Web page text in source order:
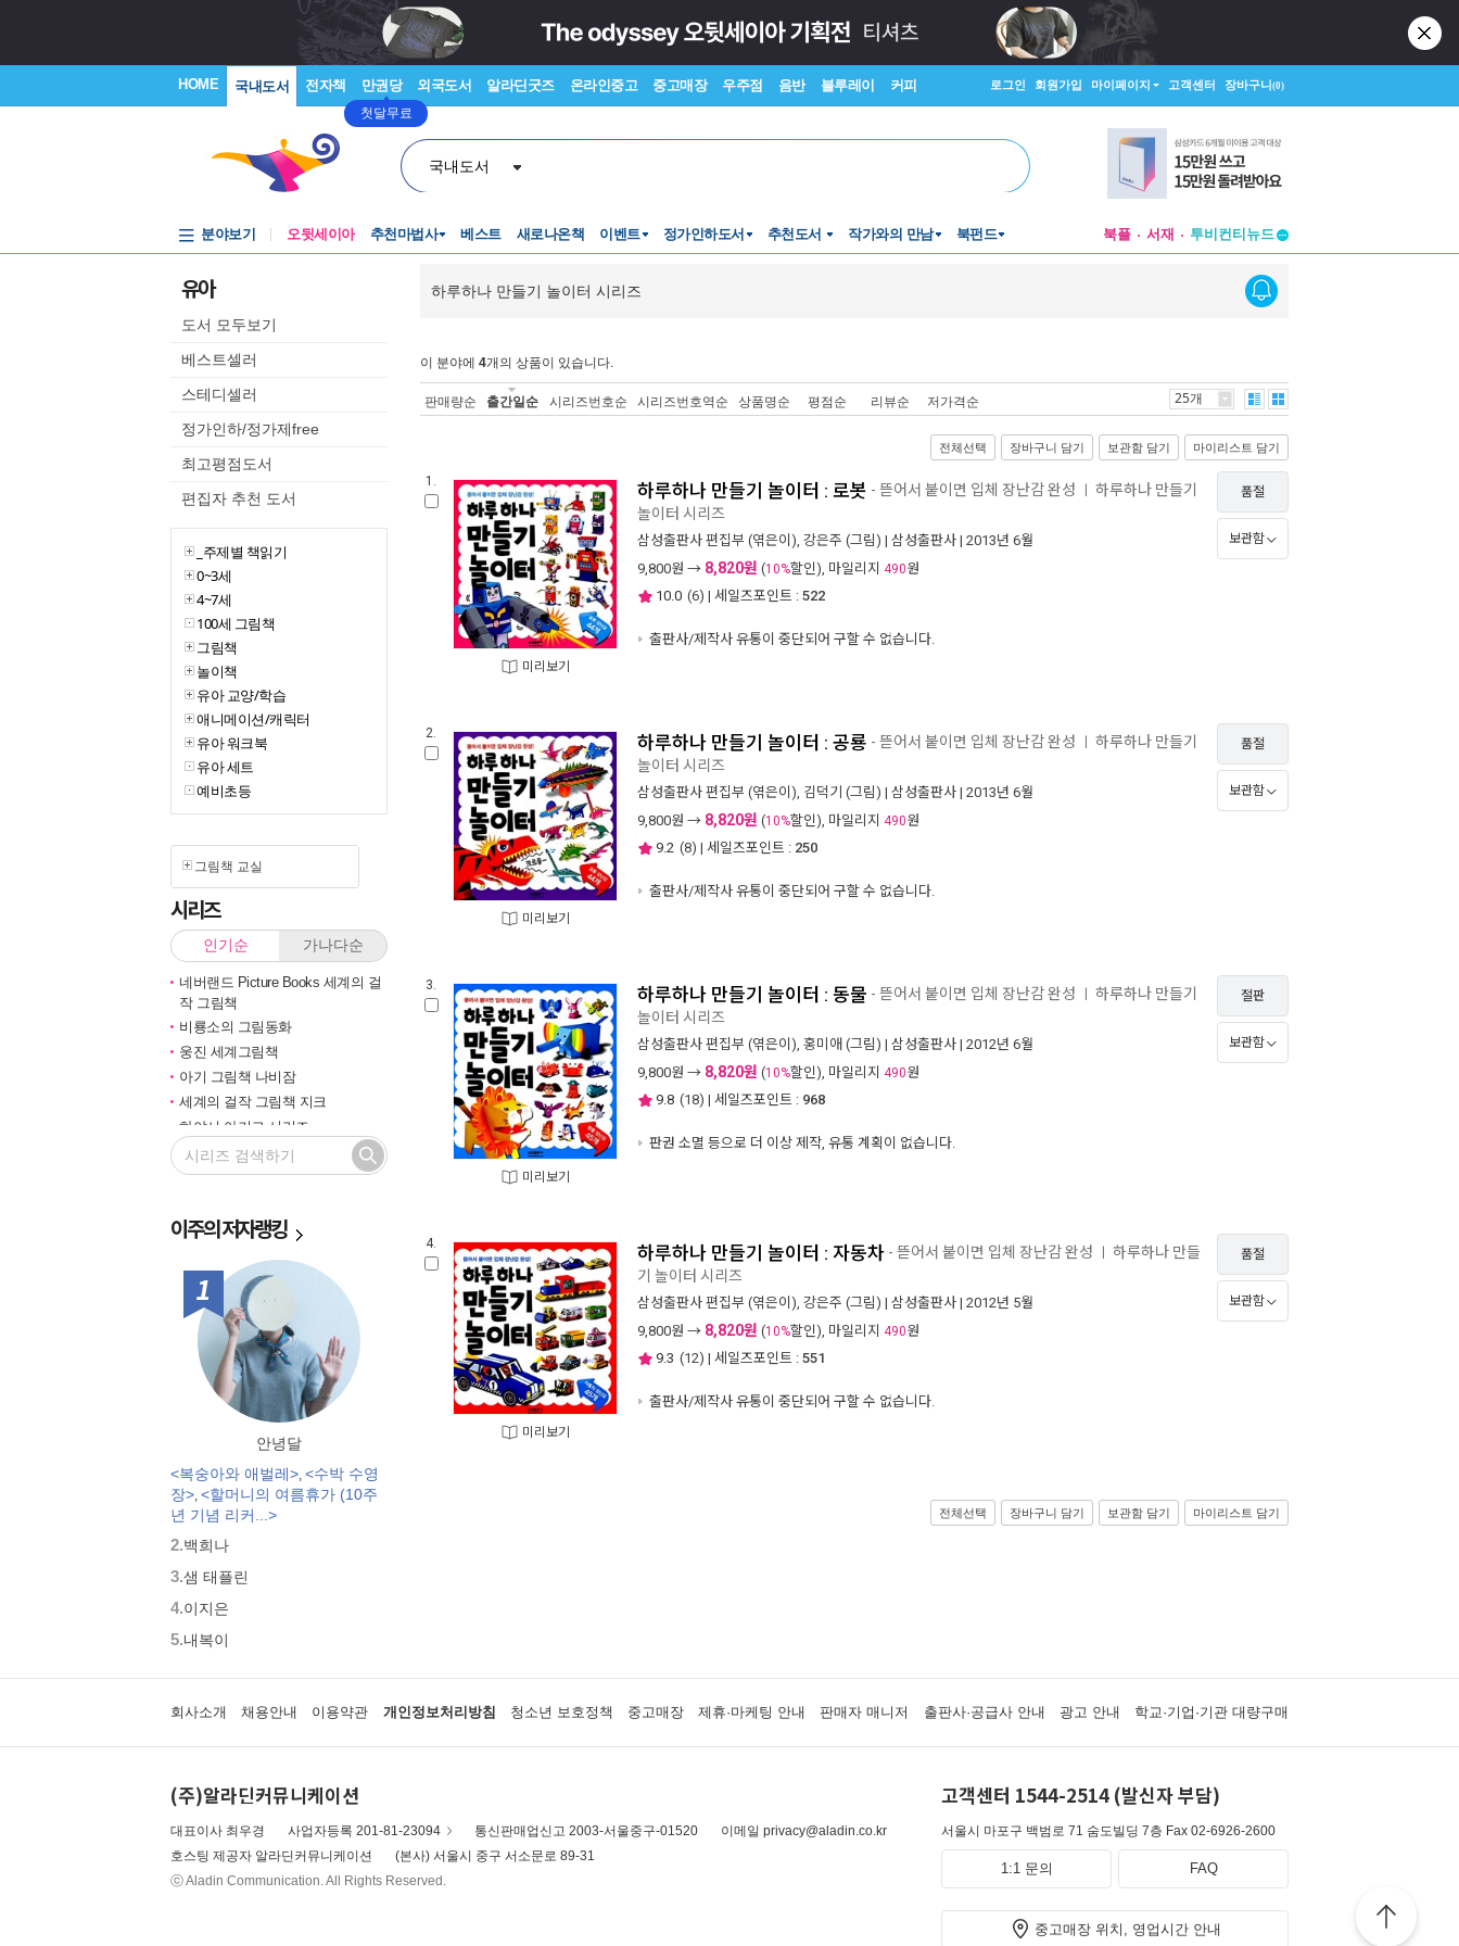
HOME 국내도서 전자책 만권당
첫달무료
외국도서 알라딘굿즈 온라인중고 중고매장 우주점 음반 블루레이 커피 로그인 회원가입 마이페이지 고객센터 장바구니(0)
국내도서
분야보기 오뒷세이아 추천마법사 베스트 새로나온책 이벤트 정가인하도서 추천도서 작가와의 만남 북펀드 북플 서재
투비컨티뉴드
투비컨티뉴드
유아
도서 모두보기
베스트셀러
스테디셀러
정가인하/정가제free
최고평점도서
편집자 추천 도서
_주제별 책읽기
0~3세
4~7세
100세 그림책
그림책
놀이책
유아 교양/학습
애니메이션/캐릭터
유아 워크북
유아 세트
예비초등
그림책 교실
시리즈
인기순 가나다순
네버랜드 Picture Books 세계의 걸
작 그림책
비룡소의 그림동화
웅진 세계그림책
아기 그림책 나비잠
세계의 걸작 그림책 지크
하야시 아키코 시리즈
길벗 기적의 학습법
마루벌의 좋은 그림책
민들레 그림책
비룡소 창작그림책
전통문화 그림책 솔거나라
베틀북 그림책
그림책은 내 친구
미래그림책
비룡소 전래동화
도토리 계절 그림책
옛이야기 그림책 까치호랑이
모두가 친구
벨 이마주
네버랜드 우리 걸작 그림책
비룡소 아기 그림책
세밀화로 그린 보리 아기그림책
붙여도 붙여도 스티커왕
국시꼬랭이 동네
보아요 아기 그림책
비룡소 세계의 옛이야기
과학은 내친구
로렌의 지식 그림책
황금도깨비상 수상작 (그림책)
우리 문화 그림책
이주의저자랭킹
1위
안녕달
<복숭아와 애벌레>, <수박 수영
장>, <할머니의 여름휴가 (10주
년 기념 리커...>
2.백희나
3.샘 태플린
4.이지은
5.내복이
하루하나 만들기 놀이터 시리즈
이 분야에 4개의 상품이 있습니다.
판매량순 출간일순 시리즈번호순 시리즈번호역순 상품명순 평점순 리뷰순 저가격순 25개
전체선택 장바구니 담기 보관함 담기 마이리스트 담기
1.
미리보기
하루하나 만들기 놀이터 : 로봇 - 뜯어서 붙이면 입체 장난감 완성 하루하나 만들기
놀이터 시리즈
삼성출판사 편집부 (엮은이), 강은주 (그림) | 삼성출판사 | 2013년 6월
9,800원 → 8,820원 (10%할인), 마일리지 490원
10.0 (6) | 세일즈포인트 : 522
출판사/제작사 유통이 중단되어 구할 수 없습니다.
품절
보관함
2.
미리보기
하루하나 만들기 놀이터 : 공룡 - 뜯어서 붙이면 입체 장난감 완성 하루하나 만들기
놀이터 시리즈
삼성출판사 편집부 (엮은이), 김덕기 (그림) | 삼성출판사 | 2013년 6월
9,800원 → 8,820원 (10%할인), 마일리지 490원
9.2 (8) | 세일즈포인트 : 250
출판사/제작사 유통이 중단되어 구할 수 없습니다.
품절
보관함
3.
미리보기
하루하나 만들기 놀이터 : 동물 - 뜯어서 붙이면 입체 장난감 완성 하루하나 만들기
놀이터 시리즈
삼성출판사 편집부 (엮은이), 홍미애 (그림) | 삼성출판사 | 2012년 6월
9,800원 → 8,820원 (10%할인), 마일리지 490원
9.8 (18) | 세일즈포인트 : 968
판권 소멸 등으로 더 이상 제작, 유통 계획이 없습니다.
절판
보관함
4.
미리보기
하루하나 만들기 놀이터 : 자동차 - 뜯어서 붙이면 입체 장난감 완성 하루하나 만들
기 놀이터 시리즈
삼성출판사 편집부 (엮은이), 강은주 (그림) | 삼성출판사 | 2012년 5월
9,800원 → 8,820원 (10%할인), 마일리지 490원
9.3 (12) | 세일즈포인트 : 551
출판사/제작사 유통이 중단되어 구할 수 없습니다.
품절
보관함
전체선택 장바구니 담기 보관함 담기 마이리스트 담기
회사소개 채용안내 이용약관 개인정보처리방침 청소년 보호정책 중고매장 제휴·마케팅 안내 판매자 매니저 출판사·공급사 안내 광고 안내 학교·기업·기관 대량구매
(주)알라딘커뮤니케이션
대표이사 최우경 사업자등록 201-81-23094 통신판매업신고 2003-서울중구-01520
이메일 privacy@aladin.co.kr
호스팅 제공자 알라딘커뮤니케이션
(본사) 서울시 중구 서소문로 89-31
ⓒ Aladin Communication. All Rights Reserved.
고객센터 1544-2514 (발신자 부담)
서울시 마포구 백범로 71 숨도빌딩 7층 Fax 02-6926-2600
1:1 문의 FAQ
중고매장 위치, 영업시간 안내